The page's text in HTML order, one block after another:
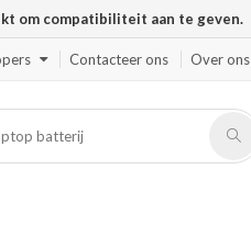
om compatibiliteit aan te geven.
Contacteer ons Over ons